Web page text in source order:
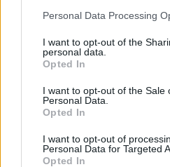
Please note that this website/
not limited to your visit or usage
grant or deny consent to Google
use your data for below
consent section.
Personal Data Processing
I want to opt-out of the
personal data.
Opted In
I want to opt-out of the Sale
Personal Data.
Opted In
I want to opt-out of
Personal Data for Targeted
Opted In